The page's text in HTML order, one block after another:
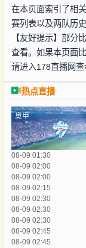
在本页面索引了相
赛列表以及两队历
【友好提示】部分
查看。如果本页面
请进入178直播网查
热点直播
奥甲
08-09 01:30
08-09 02:00
08-09 02:00
08-09 02:15
08-09 02:30
08-09 02:30
08-09 02:30
08-09 02:45
08-09 02:45